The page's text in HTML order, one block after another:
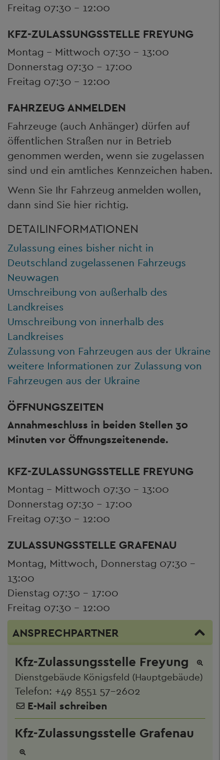
Freitag 07:30 – 12:00
KFZ-ZULASSUNGSSTELLE FREYUNG
Montag – Mittwoch 07:30 – 13:00
Donnerstag 07:30 – 17:00
Freitag 07:30 – 12:00
FAHRZEUG ANMELDEN
Fahrzeuge (auch Anhänger) dürfen auf
öffentlichen Straßen nur in Betrieb
genommen werden, wenn sie zugelassen
sind und ein amtliches Kennzeichen haben.
Wenn Sie Ihr Fahrzeug anmelden wollen,
dann sind Sie hier richtig.
DETAILINFORMATIONEN
Zulassung eines bisher nicht in
Deutschland zugelassenen Fahrzeugs
Neuwagen
Umschreibung von außerhalb des
Landkreises
Umschreibung von innerhalb des
Landkreises
Zulassung von Fahrzeugen aus der Ukraine
weitere Informationen zur Zulassung von
Fahrzeugen aus der Ukraine
ÖFFNUNGSZEITEN
Annahmeschluss in beiden Stellen 30
Minuten vor Öffnungszeitenende.
KFZ-ZULASSUNGSSTELLE FREYUNG
Montag – Mittwoch 07:30 – 13:00
Donnerstag 07:30 – 17:00
Freitag 07:30 – 12:00
ZULASSUNGSSTELLE GRAFENAU
Montag, Mittwoch, Donnerstag 07:30 –
13:00
Dienstag 07:30 – 17:00
Freitag 07:30 – 12:00
ANSPRECHPARTNER
Kfz-Zulassungsstelle Freyung
Dienstgebäude Königsfeld (Hauptgebäude)
Telefon: +49 8551 57-2602
E-Mail schreiben
Kfz-Zulassungsstelle Grafenau